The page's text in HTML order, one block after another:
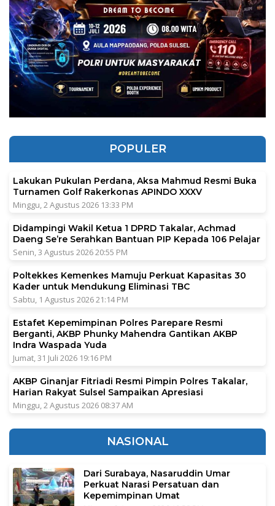
POPULER
Lakukan Pukulan Perdana, Aksa Mahmud Resmi Buka
Turnamen Golf Rakerkonas APINDO XXXV
Minggu, 2 Agustus 2026 13:33 PM
Didampingi Wakil Ketua 1 DPRD Takalar, Achmad
Daeng Se’re Serahkan Bantuan PIP Kepada 106 Pelajar
Senin, 3 Agustus 2026 20:55 PM
Poltekkes Kemenkes Mamuju Perkuat Kapasitas 30
Kader untuk Mendukung Eliminasi TBC
Sabtu, 1 Agustus 2026 21:14 PM
Estafet Kepemimpinan Polres Parepare Resmi
Berganti, AKBP Phunky Mahendra Gantikan AKBP
Indra Waspada Yuda
Jumat, 31 Juli 2026 19:16 PM
AKBP Ginanjar Fitriadi Resmi Pimpin Polres Takalar,
Harian Rakyat Sulsel Sampaikan Apresiasi
Minggu, 2 Agustus 2026 08:37 AM
NASIONAL
Dari Surabaya, Nasaruddin Umar
Perkuat Narasi Persatuan dan
Kepemimpinan Umat